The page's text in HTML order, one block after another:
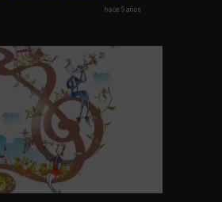
hace 9 años